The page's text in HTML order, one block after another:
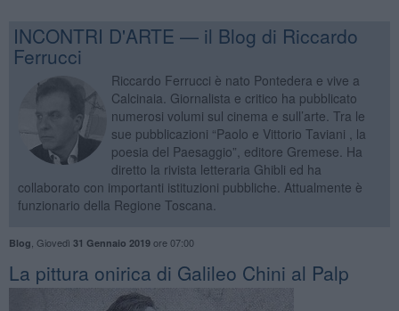
INCONTRI D'ARTE — il Blog di Riccardo
Ferrucci
Riccardo Ferrucci è nato Pontedera e vive a
Calcinaia. Giornalista e critico ha pubblicato
numerosi volumi sul cinema e sull’arte. Tra le
sue pubblicazioni “Paolo e Vittorio Taviani , la
poesia del Paesaggio”, editore Gremese. Ha
diretto la rivista letteraria Ghibli ed ha
collaborato con importanti istituzioni pubbliche. Attualmente è
funzionario della Regione Toscana.
Blog Giovedì 31 Gennaio 2019ore 07:00
​La pittura onirica di Galileo Chini al Palp